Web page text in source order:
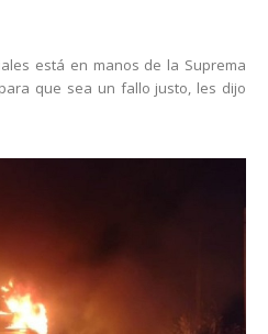
está en manos de la Suprema
que sea un fallo justo, les dijo